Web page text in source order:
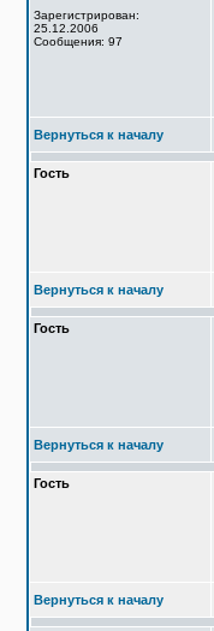
Зарегистрирован:
25.12.2006
Сообщения: 97
Вернуться к началу
Гость
Вернуться к началу
Гость
Вернуться к началу
Гость
Вернуться к началу